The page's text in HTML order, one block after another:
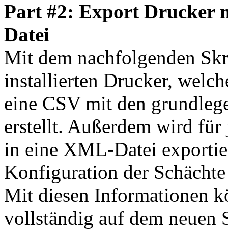
Part #2: Export Drucker
Datei
Mit dem nachfolgenden
installierten Drucker,
eine CSV mit den
erstellt. Außerdem wird
in eine XML-Datei
Konfiguration der
Mit diesen Informationen
vollständig auf dem neuen